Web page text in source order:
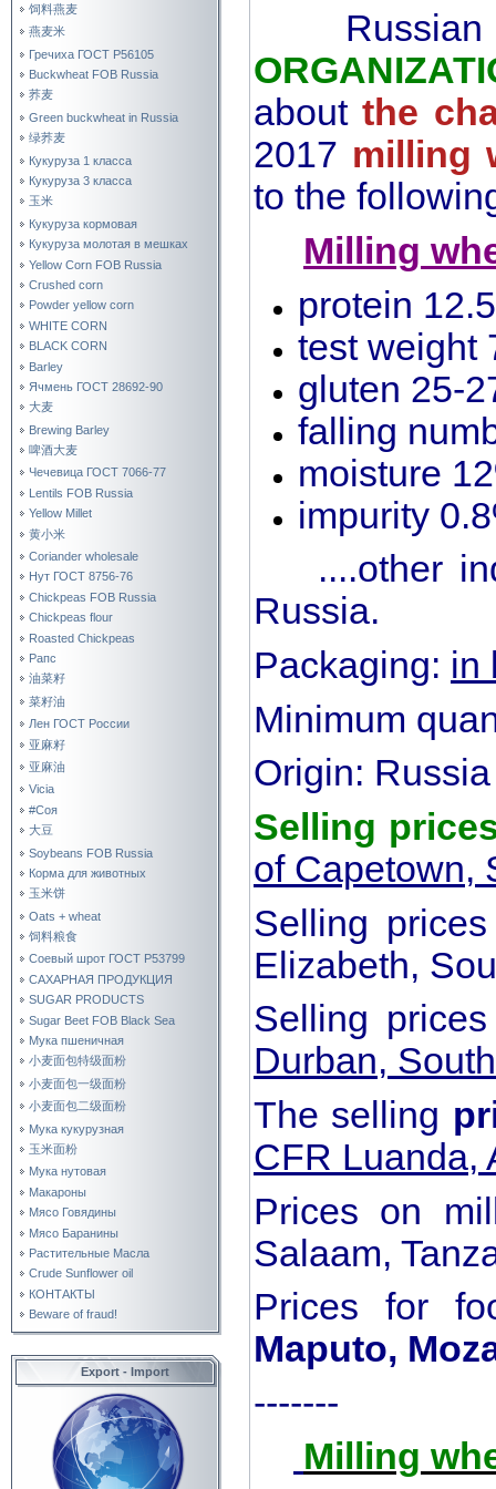
饲料燕麦
燕麦米
Гречиха ГОСТ Р56105
Buckwheat FOB Russia
荞麦
Green buckwheat in Russia
绿荞麦
Кукуруза 1 класса
Кукуруза 3 класса
玉米
Кукуруза кормовая
Кукуруза молотая в мешках
Yellow Corn FOB Russia
Crushed corn
Powder yellow corn
WHITE CORN
BLACK CORN
Barley
Ячмень ГОСТ 28692-90
大麦
Brewing Barley
啤酒大麦
Чечевица ГОСТ 7066-77
Lentils FOB Russia
Yellow Millet
黄小米
Coriander wholesale
Нут ГОСТ 8756-76
Chickpeas FOB Russia
Chickpeas flour
Roasted Chickpeas
Рапс
油菜籽
菜籽油
Лен ГОСТ России
亚麻籽
亚麻油
Vicia
#Соя
大豆
Soybeans FOB Russia
Корма для животных
玉米饼
Oats + wheat
饲料粮食
Соевый шрот ГОСТ Р53799
САХАРНАЯ ПРОДУКЦИЯ
SUGAR PRODUCTS
Sugar Beet FOB Black Sea
Мука пшеничная
小麦面包特级面粉
小麦面包一级面粉
小麦面包二级面粉
Мука кукурузная
玉米面粉
Мука нутовая
Макароны
Мясо Говядины
Мясо Баранины
Растительные Масла
Crude Sunflower oil
КОНТАКТЫ
Beware of fraud!
Export - Import
aboutthe
2017 milling
to the
Milling
protein
test weight
gluten 25-
falling
moisture
impurity
....other
Russia.
Packaging: in
Minimum
Origin: Russia
Selling
of Capetown,
Selling
Elizabeth,
Selling
Durban,
The selling
CFR Luanda,
Prices on
Salaam,
Prices for
Maputo,
-------
Milling